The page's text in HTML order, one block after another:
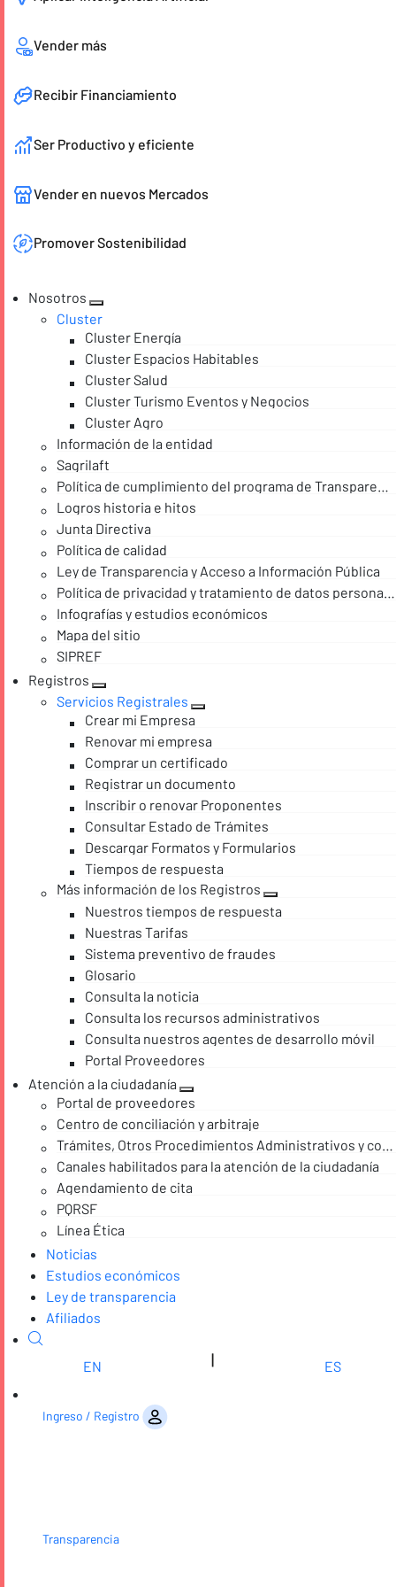
Vender más
Recibir Financiamiento
Ser Productivo y eficiente
Vender en nuevos Mercados
Promover Sostenibilidad
Nosotros
Cluster
Cluster Energía
Cluster Espacios Habitables
Cluster Salud
Cluster Turismo Eventos y Negocios
Cluster Agro
Información de la entidad
Sagrilaft
Política de cumplimiento del programa de Transparencia y Ética empresarial
Logros historia e hitos
Junta Directiva
Política de calidad
Ley de Transparencia y Acceso a Información Pública
Política de privacidad y tratamiento de datos personales
Infografías y estudios económicos
Mapa del sitio
SIPREF
Registros
Servicios Registrales
Crear mi Empresa
Renovar mi empresa
Comprar un certificado
Registrar un documento
Inscribir o renovar Proponentes
Consultar Estado de Trámites
Descargar Formatos y Formularios
Tiempos de respuesta
Más información de los Registros
Nuestros tiempos de respuesta
Nuestras Tarifas
Sistema preventivo de fraudes
Glosario
Consulta la noticia
Consulta los recursos administrativos
Consulta nuestros agentes de desarrollo móvil
Portal Proveedores
Atención a la ciudadanía
Portal de proveedores
Centro de conciliación y arbitraje
Trámites, Otros Procedimientos Administrativos y consultas de acceso a información pública
Canales habilitados para la atención de la ciudadanía
Agendamiento de cita
PQRSF
Línea Ética
Noticias
Estudios económicos
Ley de transparencia
Afiliados
EN |
ES
Ingreso / Registro
Transparencia